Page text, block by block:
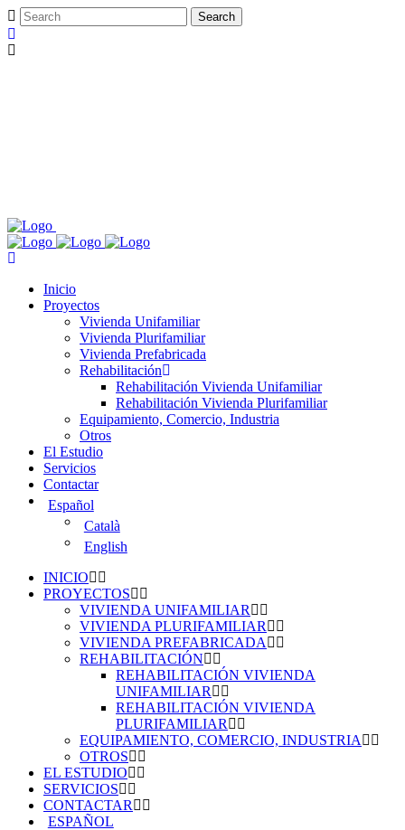
Inicio
Proyectos
Vivienda Unifamiliar
Vivienda Plurifamiliar
Vivienda Prefabricada
Rehabilitación
Rehabilitación Vivienda Unifamiliar
Rehabilitación Vivienda Plurifamiliar
Equipamiento, Comercio, Industria
Otros
El Estudio
Servicios
Contactar
Español
Català
English
INICIO
PROYECTOS
VIVIENDA UNIFAMILIAR
VIVIENDA PLURIFAMILIAR
VIVIENDA PREFABRICADA
REHABILITACIÓN
REHABILITACIÓN VIVIENDA
UNIFAMILIAR
REHABILITACIÓN VIVIENDA
PLURIFAMILIAR
EQUIPAMIENTO, COMERCIO, INDUSTRIA
OTROS
EL ESTUDIO
SERVICIOS
CONTACTAR
ESPAÑOL